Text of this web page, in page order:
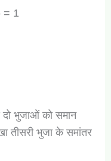
= 1
दो भुजाओं को समान
तीसरी भुजा के समांतर